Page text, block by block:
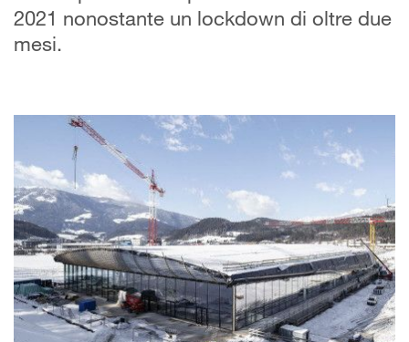
2021 nonostante un lockdown di oltre due
mesi.